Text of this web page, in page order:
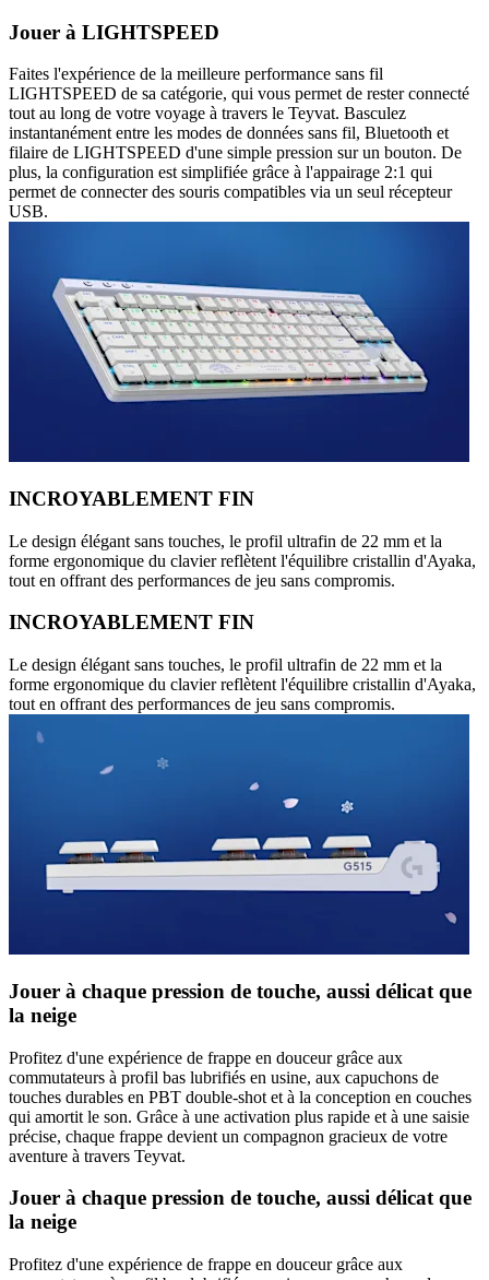
Jouer à LIGHTSPEED
Faites l'expérience de la meilleure performance sans fil
LIGHTSPEED de sa catégorie, qui vous permet de rester connecté
tout au long de votre voyage à travers le Teyvat. Basculez
instantanément entre les modes de données sans fil, Bluetooth et
filaire de LIGHTSPEED d'une simple pression sur un bouton. De
plus, la configuration est simplifiée grâce à l'appairage 2:1 qui
permet de connecter des souris compatibles via un seul récepteur
USB.
INCROYABLEMENT FIN
Le design élégant sans touches, le profil ultrafin de 22 mm et la
forme ergonomique du clavier reflètent l'équilibre cristallin d'Ayaka,
tout en offrant des performances de jeu sans compromis.
INCROYABLEMENT FIN
Le design élégant sans touches, le profil ultrafin de 22 mm et la
forme ergonomique du clavier reflètent l'équilibre cristallin d'Ayaka,
tout en offrant des performances de jeu sans compromis.
Jouer à chaque pression de touche, aussi délicat que
la neige
Profitez d'une expérience de frappe en douceur grâce aux
commutateurs à profil bas lubrifiés en usine, aux capuchons de
touches durables en PBT double-shot et à la conception en couches
qui amortit le son. Grâce à une activation plus rapide et à une saisie
précise, chaque frappe devient un compagnon gracieux de votre
aventure à travers Teyvat.
Jouer à chaque pression de touche, aussi délicat que
la neige
Profitez d'une expérience de frappe en douceur grâce aux